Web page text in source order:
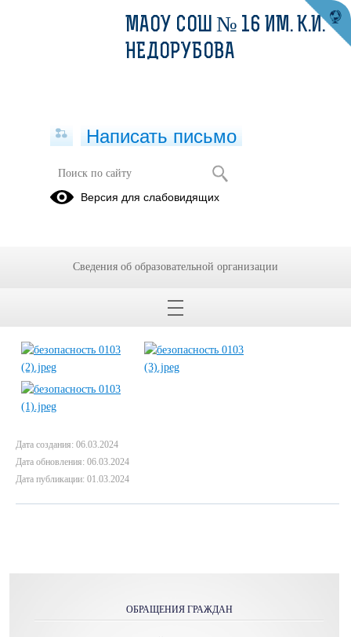
Всероссийский открытый урок по
ОБЖ.
1 марта 2024 года был проведен "Всероссийский открытый урок по ОБЖ",
проведены классный часу, практические занятия по гражданской обороне
Дата создания: 06.03.2024
Дата обновления: 06.03.2024
Дата публикации: 01.03.2024
ОБРАЩЕНИЯ ГРАЖДАН
МАОУ СОШ № 16 ИМ. К.И.
НЕДОРУБОВА
Написать письмо
Версия для слабовидящих
Сведения об образовательной организации